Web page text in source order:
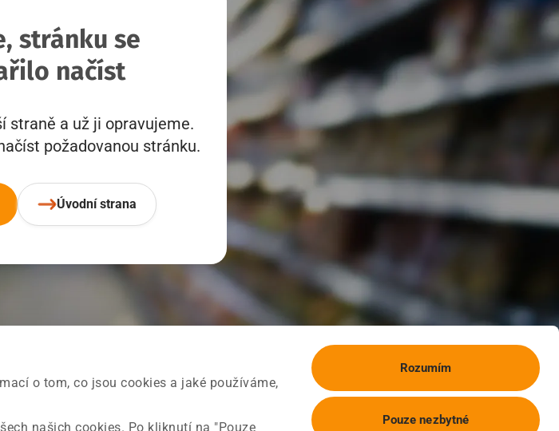
o tom, co jsou cookies a jaké používáme,
našich cookies. Po kliknutí na "Pouze
Rozumím
Pouze nezbytné
stránku se
načíst
straně a už ji opravujeme.
požadovanou stránku.
Úvodní strana